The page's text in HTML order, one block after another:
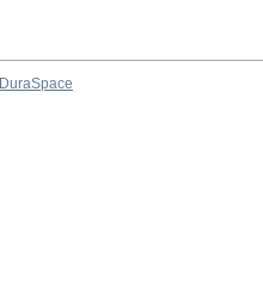
DuraSpace